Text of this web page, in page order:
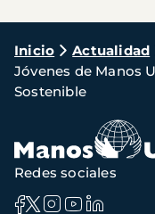
Ruta
de
navegación
Inicio Actualidad
Jóvenes de Manos
Sostenible
Redes sociales